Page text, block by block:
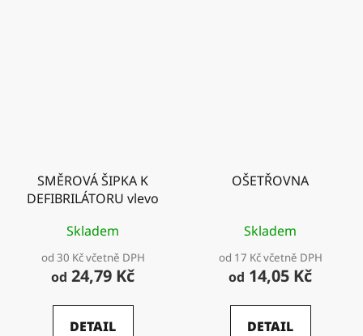
SMĚROVÁ ŠIPKA K
DEFIBRILÁTORU vlevo
Skladem
od 30 Kč včetně DPH
od 24,79 Kč
DETAIL
OŠETŘOVNA
Skladem
od 17 Kč včetně DPH
od 14,05 Kč
DETAIL